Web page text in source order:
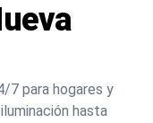
7 para hogares y
hasta